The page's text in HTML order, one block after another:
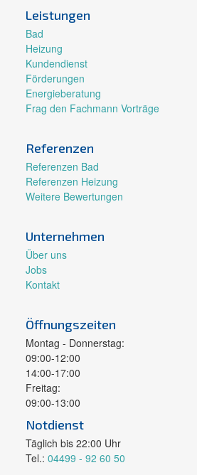
Leistungen
Bad
Heizung
Kundendienst
Förderungen
Energieberatung
Frag den Fachmann Vorträge
Referenzen
Referenzen Bad
Referenzen Heizung
Weitere Bewertungen
Unternehmen
Über uns
Jobs
Kontakt
Öffnungszeiten
Montag - Donnerstag:
09:00-12:00
14:00-17:00
Freitag:
09:00-13:00
Notdienst
Täglich bis 22:00 Uhr
Tel.: 04499 - 92 60 50